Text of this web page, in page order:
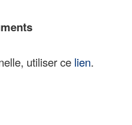
utiliser ce lien.